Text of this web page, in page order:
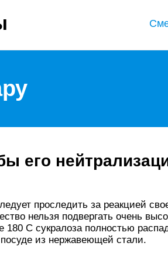
его
проследить за реакцией
нельзя подвергать очень
С сукралоза полностью
из нержавеющей стали.